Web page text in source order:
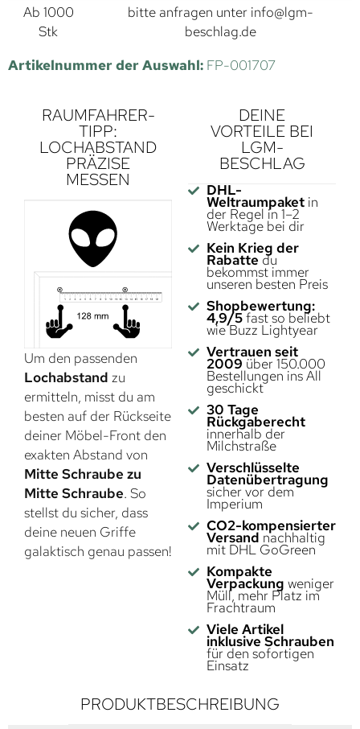
Ab 1000
Stk
bitte anfragen unter info@lgm-
beschlag.de
Artikelnummer der Auswahl: FP-001707
RAUMFAHRER-
TIPP:
LOCHABSTAND
PRÄZISE
MESSEN
Um den passenden
Lochabstand zu
ermitteln, misst du am
besten auf der Rückseite
deiner Möbel-Front den
exakten Abstand von
Mitte Schraube zu
Mitte Schraube. So
stellst du sicher, dass
deine neuen Griffe
galaktisch genau passen!
DEINE
VORTEILE BEI
LGM-
BESCHLAG
DHL-
Weltraumpaketin
der Regel in 1–2
Werktage bei dir
Kein Krieg der
Rabatte du
bekommst immer
unseren besten Preis
Shopbewertung:
4,9/5fast so beliebt
wie Buzz Lightyear
Vertrauen seit
2009 über 150.000
Bestellungen ins All
geschickt
30 Tage
Rückgaberecht
innerhalb der
Milchstraße
Verschlüsselte
Datenübertragung
sicher vor dem
Imperium
CO2-kompensierter
Versand nachhaltig
mit DHL GoGreen
Kompakte
Verpackung weniger
Müll, mehr Platz im
Frachtraum
Viele Artikel
inklusive Schrauben
für den sofortigen
Einsatz
PRODUKTBESCHREIBUNG